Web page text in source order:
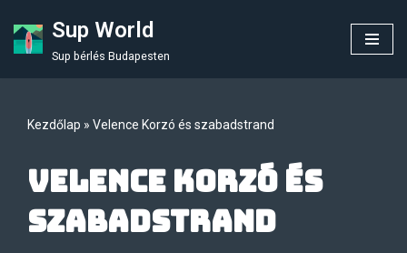
Skip
Sup World
Sup bérlés Budapesten
Kezdőlap » Velence Korzó és szabadstrand
Velence Korzó és
szabadstrand